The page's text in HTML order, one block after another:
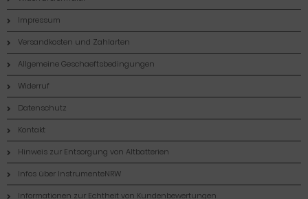
Impressum
Versandkosten und Zahlarten
Allgemeine Geschaeftsbedingungen
Widerruf
Datenschutz
Kontakt
Hinweis zur Entsorgung von Altbatterien
Infos über InstrumenteNRW
Informationen zur Echtheit von Kundenbewertungen